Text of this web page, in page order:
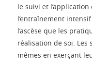
le suivi et
l’entraînement
l’ascèse que les
réalisation de soi. Les
mêmes en exerçant